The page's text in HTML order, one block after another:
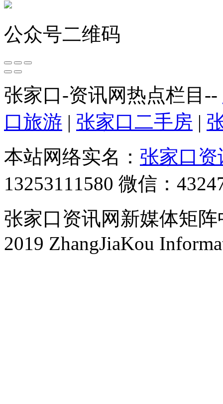
公众号二维码
张家口-资讯网热点栏目--
口旅游 | 张家口二手房 |
本站网络实名： 张家口资
13253111580 微信：
张家口资讯网新媒体矩
2019 ZhangJiaKou